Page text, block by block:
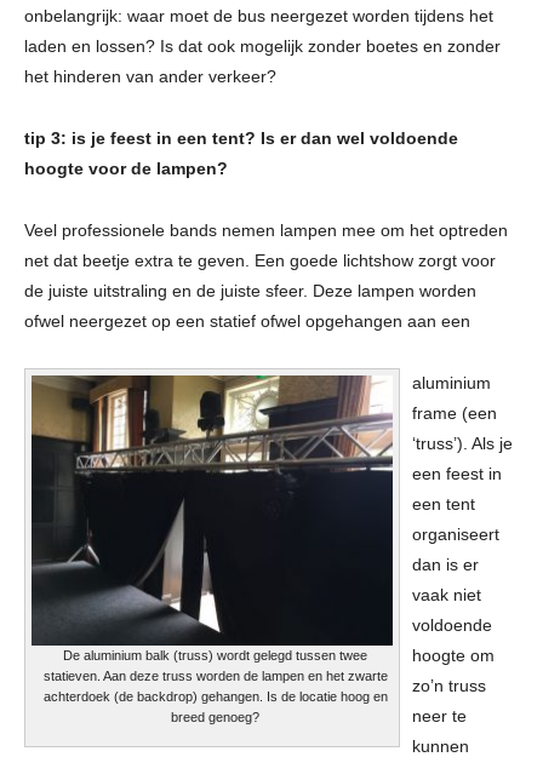
onbelangrijk: waar moet de bus neergezet worden tijdens het
laden en lossen? Is dat ook mogelijk zonder boetes en zonder
het hinderen van ander verkeer?
tip 3: is je feest in een tent? Is er dan wel voldoende
hoogte voor de lampen?
Veel professionele bands nemen lampen mee om het optreden
net dat beetje extra te geven. Een goede lichtshow zorgt voor
de juiste uitstraling en de juiste sfeer. Deze lampen worden
ofwel neergezet op een statief ofwel opgehangen aan een
De aluminium balk (truss) wordt gelegd tussen twee
statieven. Aan deze truss worden de lampen en het zwarte
achterdoek (de backdrop) gehangen. Is de locatie hoog en
breed genoeg?
aluminium
frame (een
‘truss’). Als je
een feest in
een tent
organiseert
dan is er
vaak niet
voldoende
hoogte om
zo’n truss
neer te
kunnen